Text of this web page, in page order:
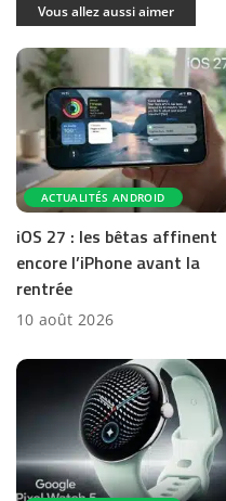
Vous allez aussi aimer
ACTUALITÉS ANDROID
iOS 27 : les bêtas affinent
encore l’iPhone avant la
rentrée
10 août 2026